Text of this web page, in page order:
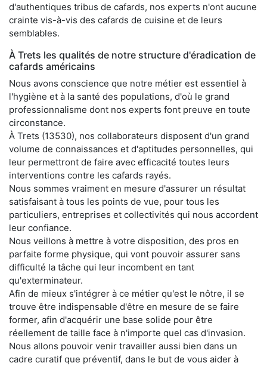
d'authentiques tribus de cafards, nos experts n'ont aucune
crainte vis-à-vis des cafards de cuisine et de leurs
semblables.
À Trets les qualités de notre structure d'éradication de
cafards américains
Nous avons conscience que notre métier est essentiel à
l'hygiène et à la santé des populations, d'où le grand
professionnalisme dont nos experts font preuve en toute
circonstance.
À Trets (13530), nos collaborateurs disposent d'un grand
volume de connaissances et d'aptitudes personnelles, qui
leur permettront de faire avec efficacité toutes leurs
interventions contre les cafards rayés.
Nous sommes vraiment en mesure d'assurer un résultat
satisfaisant à tous les points de vue, pour tous les
particuliers, entreprises et collectivités qui nous accordent
leur confiance.
Nous veillons à mettre à votre disposition, des pros en
parfaite forme physique, qui vont pouvoir assurer sans
difficulté la tâche qui leur incombent en tant
qu'exterminateur.
Afin de mieux s'intégrer à ce métier qu'est le nôtre, il se
trouve être indispensable d'être en mesure de se faire
former, afin d'acquérir une base solide pour être
réellement de taille face à n'importe quel cas d'invasion.
Nous allons pouvoir venir travailler aussi bien dans un
cadre curatif que préventif, dans le but de vous aider à